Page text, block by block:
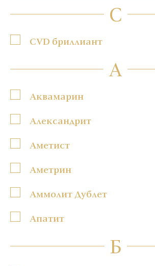
C
CVD бриллиант
А
Аквамарин
Александрит
Аметист
Аметрин
Аммолит Дублет
Апатит
Б